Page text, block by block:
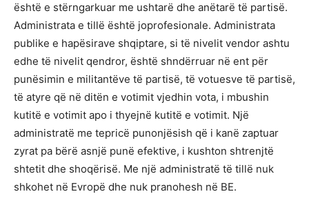
është e stërngarkuar me ushtarë dhe anëtarë të partisë.
Administrata e tillë është joprofesionale. Administrata
publike e hapësirave shqiptare, si të nivelit vendor ashtu
edhe të nivelit qendror, është shndërruar në ent për
punësimin e militantëve të partisë, të votuesve të partisë,
të atyre që në ditën e votimit vjedhin vota, i mbushin
kutitë e votimit apo i thyejnë kutitë e votimit. Një
administratë me tepricë punonjësish që i kanë zaptuar
zyrat pa bërë asnjë punë efektive, i kushton shtrenjtë
shtetit dhe shoqërisë. Me një administratë të tillë nuk
shkohet në Evropë dhe nuk pranohesh në BE.